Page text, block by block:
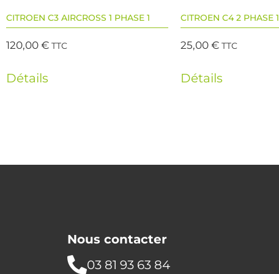
CITROEN C3 AIRCROSS 1 PHASE 1
120,00€ TTC
Détails
CITROEN C4 2 PHASE 1
25,00€ TTC
Détails
Nous contacter
03 81 93 63 84